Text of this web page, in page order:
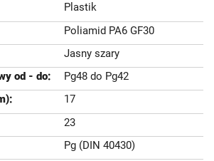
Plastik
Poliamid PA6 GF30
Jasny szary
Pg48 do Pg42
17
23
Pg (DIN 40430)